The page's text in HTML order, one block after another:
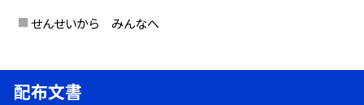
せんせいから みんなへ
配布文書